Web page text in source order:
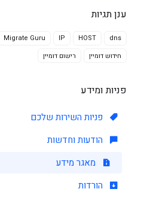
ענן תגיות
dns
HOST
IP
Migrate Guru
חידוש דומיין
רישום דומיין
פניות ומידע
פניות השירות שלכם
הודעות וחדשות
מאגר מידע
הורדות